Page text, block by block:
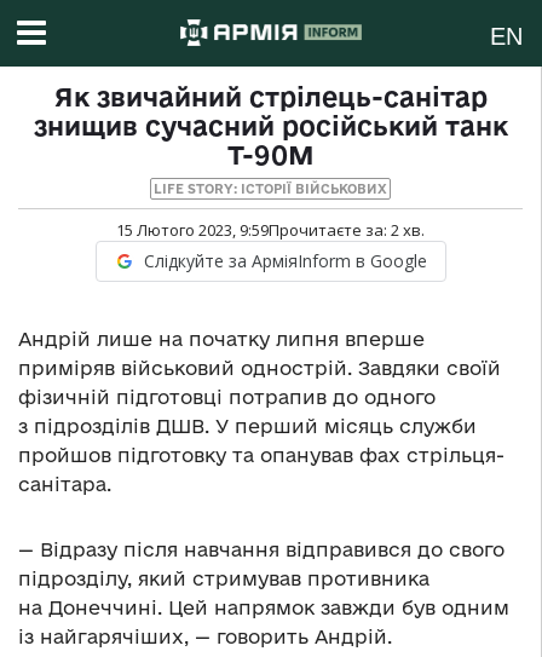
EN
Як звичайний стрілець-санітар
знищив сучасний російський танк
Т-90М
LIFE STORY: ІСТОРІЇ ВІЙСЬКОВИХ
15 Лютого 2023, 9:59Прочитаєте за: 2хв.
Слідкуйте за АрміяInform в Google
Андрій лише на початку липня вперше
приміряв військовий однострій. Завдяки своїй
фізичній підготовці потрапив до одного
з підрозділів ДШВ. У перший місяць служби
пройшов підготовку та опанував фах стрільця-
санітара.
— Відразу після навчання відправився до свого
підрозділу, який стримував противника
на Донеччині. Цей напрямок завжди був одним
із найгарячіших, — говорить Андрій.